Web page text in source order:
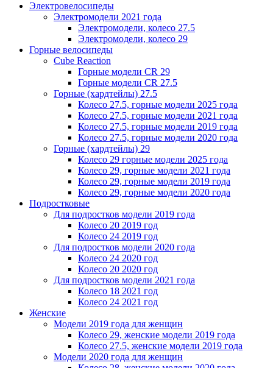
Электровелосипеды
Электромодели 2021 года
Электромодели, колесо 27.5
Электромодели, колесо 29
Горные велосипеды
Cube Reaction
Горные модели CR 29
Горные модели CR 27.5
Горные (хардтейлы) 27.5
Колесо 27.5, горные модели 2025 года
Колесо 27.5, горные модели 2021 года
Колесо 27.5, горные модели 2019 года
Колесо 27.5, горные модели 2020 года
Горные (хардтейлы) 29
Колесо 29 горные модели 2025 года
Колесо 29, горные модели 2021 года
Колесо 29, горные модели 2019 года
Колесо 29, горные модели 2020 года
Подростковые
Для подростков модели 2019 года
Колесо 20 2019 год
Колесо 24 2019 год
Для подростков модели 2020 года
Колесо 24 2020 год
Колесо 20 2020 год
Для подростков модели 2021 года
Колесо 18 2021 год
Колесо 24 2021 год
Женскиe
Модели 2019 года для женщин
Колесо 29, женские модели 2019 года
Колесо 27.5, женские модели 2019 года
Модели 2020 года для женщин